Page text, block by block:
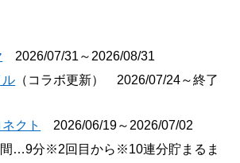
2026/07/31～2026/08/31
ル （コラボ更新） 2026/07/24～終了
クト
2026/06/19～2026/07/02
間…9分※2回目から※10連分貯まるま